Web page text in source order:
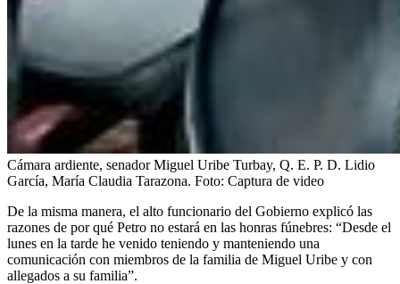
Cámara ardiente, senador Miguel Uribe Turbay, Q. E. P. D. Lidio
García, María Claudia Tarazona. Foto: Captura de video
De la misma manera, el alto funcionario del Gobierno explicó las
razones de por qué Petro no estará en las honras fúnebres: “Desde el
lunes en la tarde he venido teniendo y manteniendo una
comunicación con miembros de la familia de Miguel Uribe y con
allegados a su familia”.